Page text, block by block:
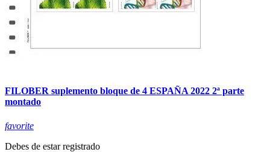
FILOBER suplemento bloque de 4 ESPAÑA 2022 2ª parte
montado
favorite
Debes de estar registrado